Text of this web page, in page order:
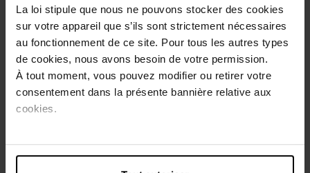
La loi stipule que nous ne pouvons stocker des cookies
sur votre appareil que s’ils sont strictement nécessaires
au fonctionnement de ce site. Pour tous les autres types
de cookies, nous avons besoin de votre permission.
À tout moment, vous pouvez modifier ou retirer votre
consentement dans la présente bannière relative aux
cookies.
Retour gratuit dans votre magasin
Expédition sous 24h
Description
lutte contre l'apparition de caries, vous assure une haleine
fraîche et tue les bactéries pour maintenir une bonne